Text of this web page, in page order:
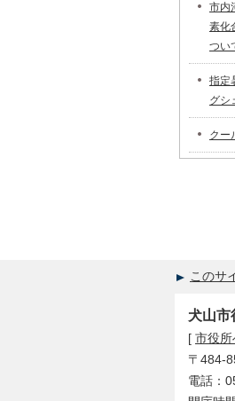
市内
素化
つい
指定
グシ
クー
このサ
犬山市
[ 市役所
〒484-
電話：